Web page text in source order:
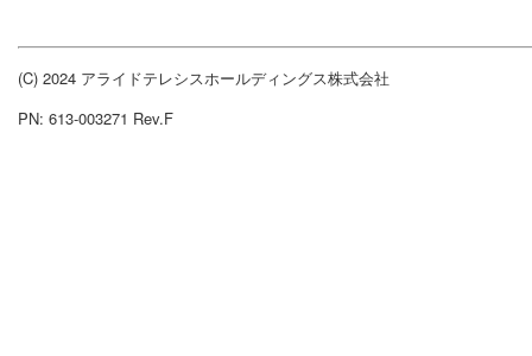
(C) 2024 アライドテレシスホールディングス株式会社
PN: 613-003271 Rev.F